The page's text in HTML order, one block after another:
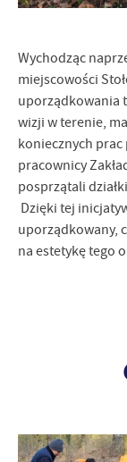
Wychodząc
miejscowości
uporządkowania
wizji w terenie,
koniecznych prac
pracownicy
posprzątali
Dzięki tej
uporządkowany,
na estetykę tego